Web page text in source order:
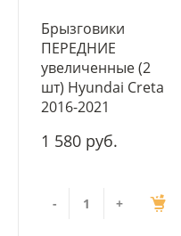
Брызговики
ПЕРЕДНИЕ
увеличенные (2
шт) Hyundai Creta
2016-2021
1 580 руб.
- +